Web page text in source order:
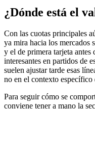
¿Dónde está el
Con las cuotas principales
ya mira hacia los mercados
y el de primera tarjeta
interesantes en partidos de
suelen ajustar tarde esas
no en el contexto específico
Para seguir cómo se
conviene tener a mano la